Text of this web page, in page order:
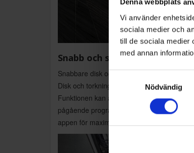
Denna webbplats
Vi använder
sociala medier och
till de sociala medier
med annan
Nödvändig
Snabb och smart diskning
Snabbare disk och torkning med bibehållen
Disk och torkning kan ske upp till tre gånger
Funktionen kan aktiveras när som helst 
pågående program  och styras via Home
appen för maximal flexibilitet.